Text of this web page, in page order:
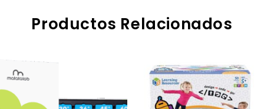
Productos Relacionados